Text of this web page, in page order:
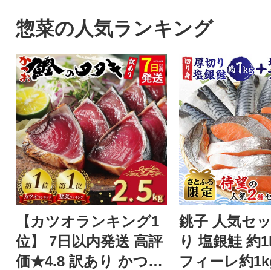
質な水で栽培され
あきたこまちです
惣菜の人気ランキング
【カツオランキング1
位】 7日以内発送 高評
価★4.8 訳あり かつお
銚子 人気セ
り 塩銀鮭 約
フィーレ約